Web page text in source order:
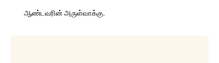
ஆண்டவரின் அருள்வாக்கு.